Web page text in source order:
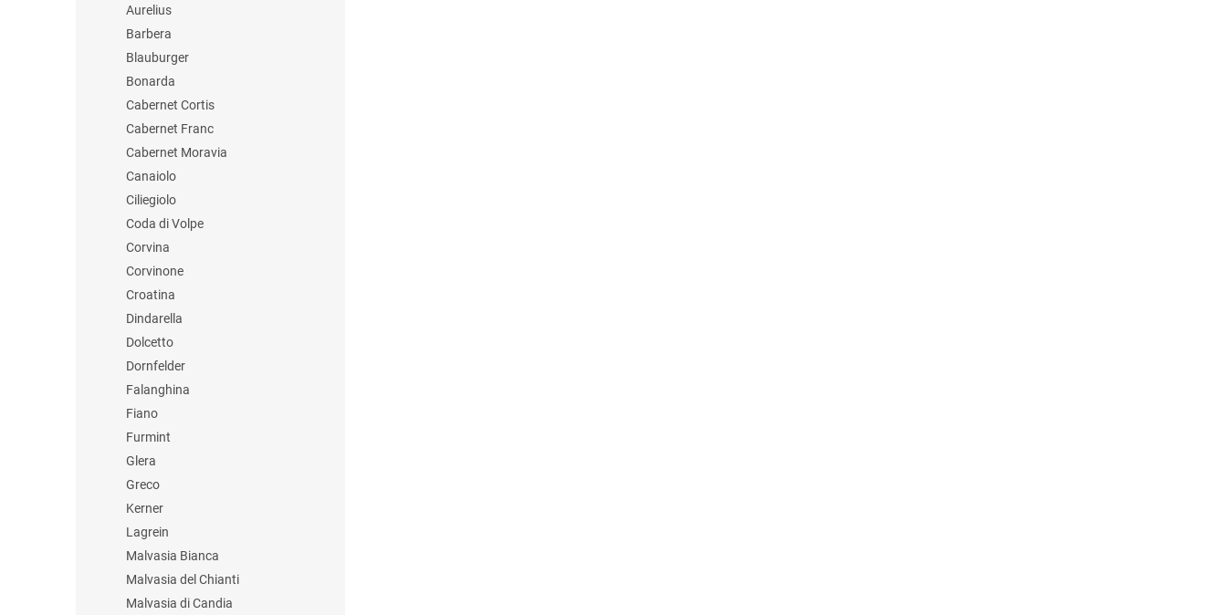
Aurelius
Barbera
Blauburger
Bonarda
Cabernet Cortis
Cabernet Franc
Cabernet Moravia
Canaiolo
Ciliegiolo
Coda di Volpe
Corvina
Corvinone
Croatina
Dindarella
Dolcetto
Dornfelder
Falanghina
Fiano
Furmint
Glera
Greco
Kerner
Lagrein
Malvasia Bianca
Malvasia del Chianti
Malvasia di Candia